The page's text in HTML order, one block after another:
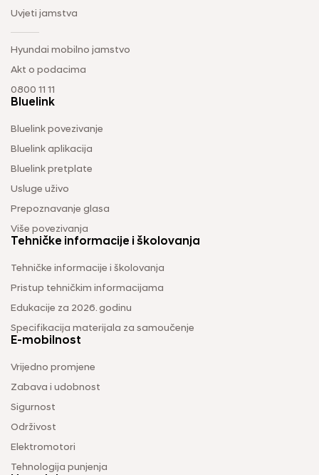
Uvjeti jamstva
Hyundai mobilno jamstvo
Akt o podacima
0800 11 11
Bluelink
Bluelink povezivanje
Bluelink aplikacija
Bluelink pretplate
Usluge uživo
Prepoznavanje glasa
Više povezivanja
Tehničke informacije i školovanja
Tehničke informacije i školovanja
Pristup tehničkim informacijama
Edukacije za 2026. godinu
Specifikacija materijala za samoučenje
E-mobilnost
Vrijedno promjene
Zabava i udobnost
Sigurnost
Održivost
Elektromotori
Tehnologija punjenja